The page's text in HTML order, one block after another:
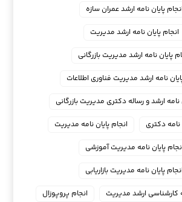
انجام پایان نامه ارشد عمران سازه
انجام پایان نامه ارشد مدیریت
پایان نامه ارشد مدیریت بازرگانی
نامه ارشد مدیریت فناوری اطلاعات
نامه ارشد و رساله دکتری مدیریت بازرگانی
نامه دکتری
انجام پایان نامه مدیریت
پایان نامه مدیریت آموزشی
انجام پایان نامه مدیریت بازاریابی
کارشناسی ارشد مدیریت
انجام پروپوزال